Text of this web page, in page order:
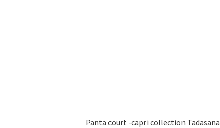
Panta court -capri collection Tadasana